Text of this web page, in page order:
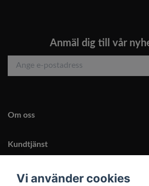
Anmäl dig till vår
Om oss
Kundtjänst
Läs mer
Vi använder cookies